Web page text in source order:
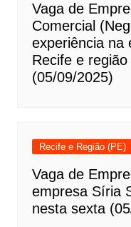
Vaga de
Comercial
experiência na
Recife e
(05/09/2025)
Recife e Região (PE)
Vaga de
empresa Síria
nesta sexta